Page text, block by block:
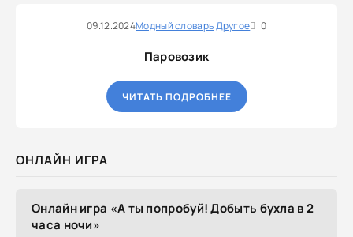
09.12.2024Модный словарьДругое 0
Паровозик
ЧИТАТЬ ПОДРОБНЕЕ
ОНЛАЙН ИГРА
Онлайн игра «А ты попробуй! Добыть бухла в 2
часа ночи»